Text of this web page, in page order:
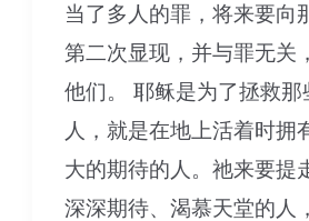
当了多人的罪，将来要向
第二次显现，并与罪无关
他们。 耶稣是为了拯救那
人，就是在地上活着时拥
大的期待的人。祂来要提
深深期待、渴慕天堂的人